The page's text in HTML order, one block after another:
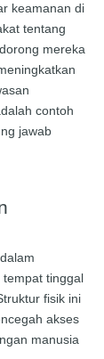
keamanan di
tentang
mereka
contoh
jawab
tinggal
fisik ini
akses
manusia